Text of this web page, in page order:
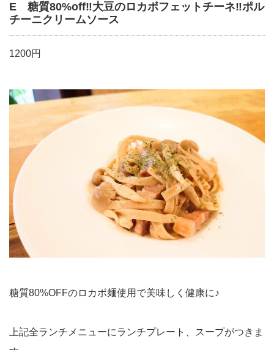
E 糖質80%off‼︎大豆のロカボフェットチーネ‼︎ポル
チーニクリームソース
1200円
糖質80%OFFのロカボ麺使用で美味しく健康に♪
上記全ランチメニューにランチプレート、スープがつきま